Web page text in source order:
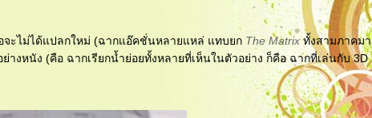
จะไม่ได้แปลกใหม่ (ฉากแอ๊คชั่นหลายแหล่ แทบยก The Matrix ทั้งสามภาคมา
งหนัง (คือ ฉากเรียกน้ำย่อยทั้งหลายที่เห็นในตัวอย่าง ก็คือ ฉากที่เล่นกับ 3D